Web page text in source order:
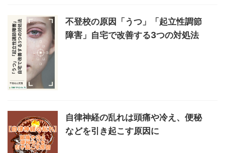
不登校の原因「うつ」「起立性調節
障害」自宅で改善する3つの対処法
自律神経の乱れは頭痛や冷え、便秘
などを引き起こす原因に